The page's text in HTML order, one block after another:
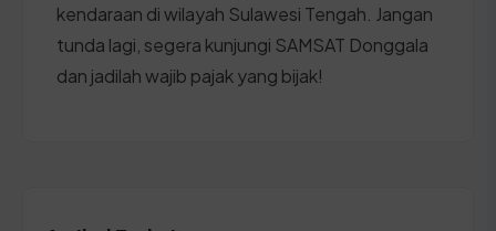
kendaraan di wilayah Sulawesi Tengah. Jangan
tunda lagi, segera kunjungi SAMSAT Donggala
dan jadilah wajib pajak yang bijak!